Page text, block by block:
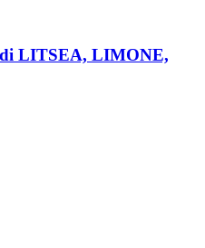
LITSEA, LIMONE,